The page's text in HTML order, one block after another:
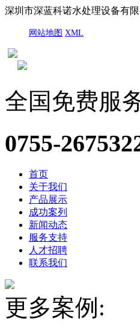
深圳市深蓝科诺水处理设备有
网站地图 XML
全国免费服
0755-
首页
关于我们
产品展示
成功案列
新闻动态
服务支持
人才招聘
联系我们
更多案例: